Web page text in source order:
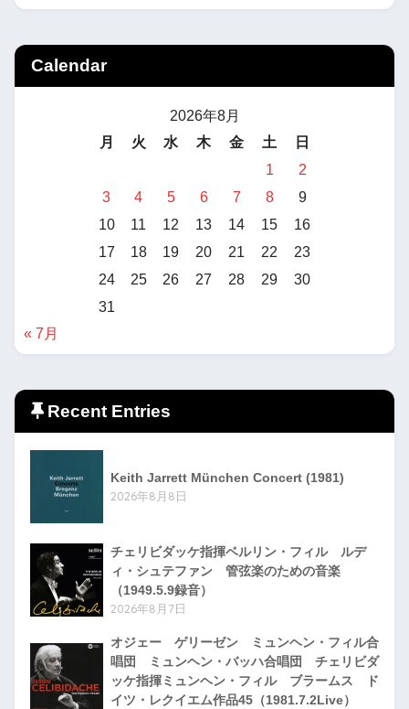
Calendar
2026年8月
月
火 水 木 金 土
日
1
2
3
4 5 6 7 8
9
10
11 12 13 14 15
16
17
18 19 20 21 22
23
24
25 26 27 28 29
30
31
« 7月
Recent Entries
Keith Jarrett München Concert (1981)
2026年8月8日
チェリビダッケ指揮ベルリン・フィル ルデ
ィ・シュテファン 管弦楽のための音楽
（1949.5.9録音）
2026年8月7日
オジェー ゲリーゼン ミュンヘン・フィル合
唱団 ミュンヘン・バッハ合唱団 チェリビダ
ッケ指揮ミュンヘン・フィル ブラームス ド
イツ・レクイエム作品45（1981.7.2Live）